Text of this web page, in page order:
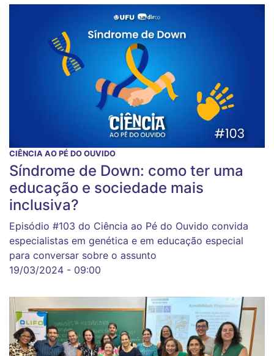
CIÊNCIA AO PÉ DO OUVIDO
Síndrome de Down: como ter uma
educação e sociedade mais
inclusiva?
Episódio #103 do Ciência ao Pé do Ouvido convida
especialistas em genética e em educação especial
para conversar sobre o assunto
19/03/2024 - 09:00